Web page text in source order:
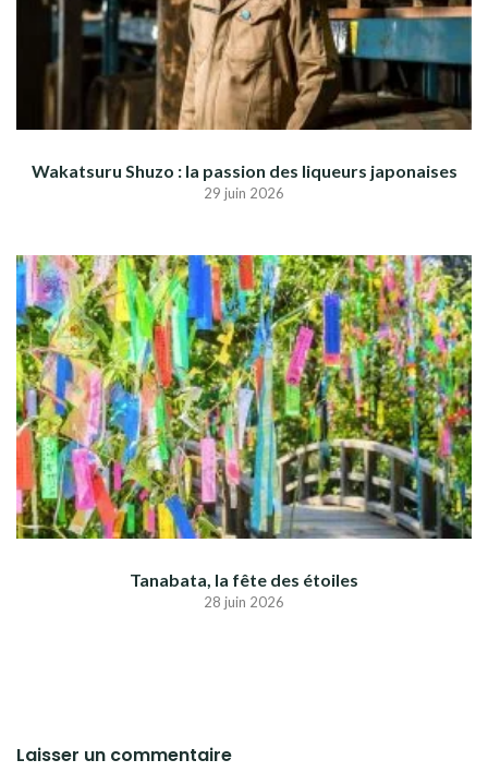
Wakatsuru Shuzo : la passion des liqueurs japonaises
29 juin 2026
Tanabata, la fête des étoiles
28 juin 2026
Laisser un commentaire